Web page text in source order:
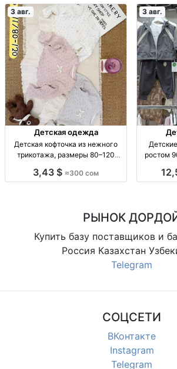
3 авг.
Детская одежда
Детская кофточка из нежного
трикотажа, размеры 80–120
р-р 80–120, мягкая, удобная,
3,43 $ ≈300 сом
3 авг.
ростом
РЫНОК
Купить базу поставщиков и
Россия Казахстан
Telegram
СОЦСЕТИ
ВКонтакте
Instagram
Telegram